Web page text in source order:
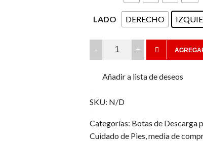
LADO DERECHO
JOBST®
ULCERCARE
40MM/HG
quantity
Añadir a lista de deseos
SKU: N/D
Categorías: Botas de Descarga
Cuidado de Pies,media de